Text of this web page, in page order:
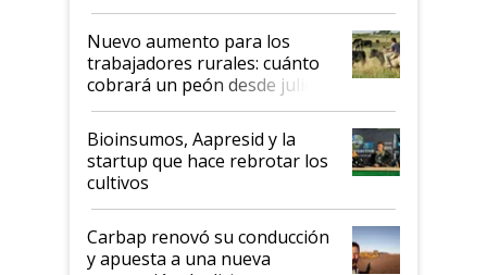
Nuevo aumento para los
trabajadores rurales: cuánto
cobrará un peón desde julio
Bioinsumos, Aapresid y la
startup que hace rebrotar los
cultivos
Carbap renovó su conducción
y apuesta a una nueva